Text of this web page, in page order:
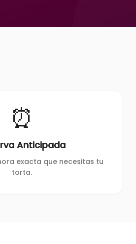
⏰
Anticipada
exacta que necesitas tu
torta.